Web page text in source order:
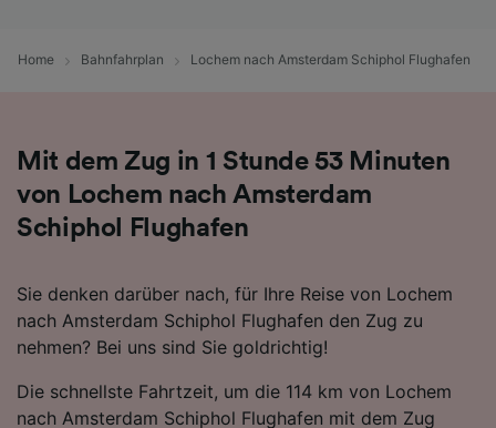
Home Bahnfahrplan Lochem nach Amsterdam Schiphol Flughafen
Mit dem Zug in 1 Stunde 53 Minuten
von Lochem nach Amsterdam
Schiphol Flughafen
Sie denken darüber nach, für Ihre Reise von Lochem
nach Amsterdam Schiphol Flughafen den Zug zu
nehmen? Bei uns sind Sie goldrichtig!
Die schnellste Fahrtzeit, um die 114 km von Lochem
nach Amsterdam Schiphol Flughafen mit dem Zug
Endgeräteeigenschaften zur Identifikation
von Werbeleistung und der Performance von
Inhalten, Zielgruppenforschung sowie
Entwicklung und Verbesserung von
Angeboten.